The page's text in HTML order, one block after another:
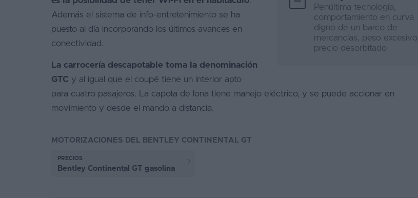
Penúltima tecnología,
comportamiento en curva
digno de un barco de
mercancías, peso excesivo,
precio desorbitado
Además el sistema de info-entretenimiento se ha
puesto al día incorporando los últimos avances en
conectividad.
La carrocería descapotable toma la denominación
GTC y al igual que el coupé tiene un interior apto
para cuatro pasajeros. La capota de lona tiene manejo eléctrico, y se puede accionar en
movimiento y desde el mando a distancia.
MOTORIZACIONES DEL BENTLEY CONTINENTAL GT
PRECIOS
Bentley Continental GT gasolina